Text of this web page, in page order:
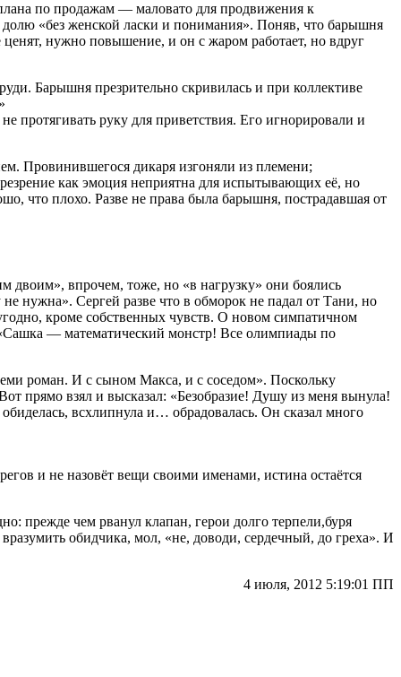
по продажам — маловато для продвижения к
долю «без женской ласки и понимания». Поняв, что барышня
нужно повышение, и он с жаром работает, но вдруг
Барышня презрительно скривилась и при коллективе
протягивать руку для приветствия. Его игнорировали и
Провинившегося дикаря изгоняли из пле­мени;
как эмоция неприятна для испытывающих её, но
что плохо. Разве не права была барышня, пострадавшая от
впрочем, тоже, но «в нагрузку» они боялись
нужна». Сергей разве что в обморок не падал от Тани, но
кроме собственных чувств. О новом симпатичном
— математический монстр! Все олимпиады по
роман. И с сыном Макса, и с соседом». Поскольку
прямо взял и высказал: «Безобразие! Душу из меня вынула!
всхлипнула и… обрадовалась. Он сказал много
и не назовёт вещи своими именами, истина остаётся
прежде чем рванул клапан, герои долго терпели,буря
обидчика, мол, «не, доводи, сердечный, до греха». И
4 июля, 2012 5:19:01 ПП